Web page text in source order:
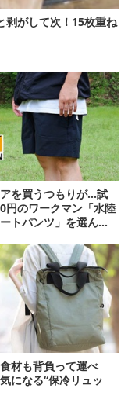
剥がして次！15枚重ね
を買うつもりが…試
円のワークマン「水陸
トパンツ」を選んだ
材も背負って運べ
になる“保冷リュッ